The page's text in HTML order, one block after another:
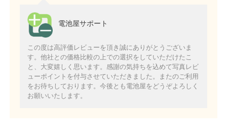
電池屋サポート
この度は高評価レビューを頂き誠にありがとうございま
す。他社との価格比較の上での選択をしていただけたこ
と、大変嬉しく思います。感謝の気持ちを込めて写真レビ
ューポイントを付与させていただきました。またのご利用
をお待ちしております。今後とも電池屋をどうぞよろしく
お願いいたします。